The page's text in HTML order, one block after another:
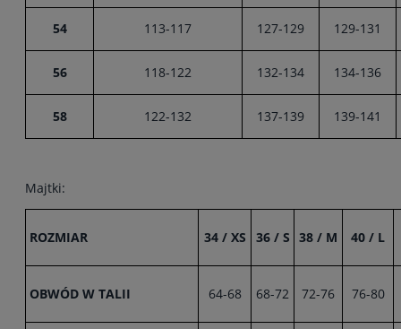
54 113-117 127-129 129-131
56 118-122 132-134 134-136
58 122-132 137-139 139-141
Majtki:
ROZMIAR 34 / XS 36 / S 38 / M 40 / L
OBWÓD W TALII 64-68 68-72 72-76 76-80